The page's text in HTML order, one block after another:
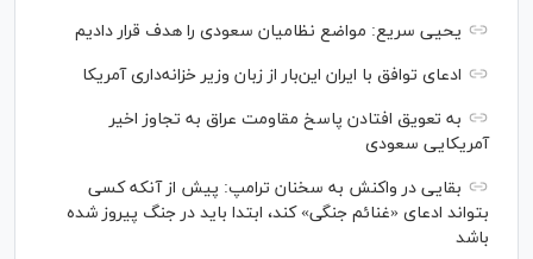
یحیی سریع: مواضع نظامیان سعودی را هدف قرار دادیم
ادعای توافق با ایران این‌بار از زبان وزیر خزانه‌داری آمریکا
به تعویق افتادن پاسخ مقاومت عراق به تجاوز اخیر
آمریکایی سعودی
بقایی در واکنش به سخنان ترامپ: پیش از آنکه کسی
بتواند ادعای «غنائم جنگی» کند، ابتدا باید در جنگ پیروز شده
باشد